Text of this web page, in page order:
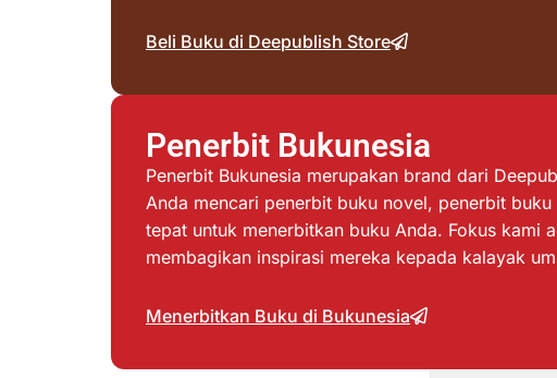
Beli Buku di Deepublish Store
Penerbit Bukunesia
Penerbit Bukunesia merupakan brand dari
Anda mencari penerbit buku novel, penerbit
tepat untuk menerbitkan buku Anda. Fokus kami
membagikan inspirasi mereka kepada kalayak
Menerbitkan Buku di Bukunesia